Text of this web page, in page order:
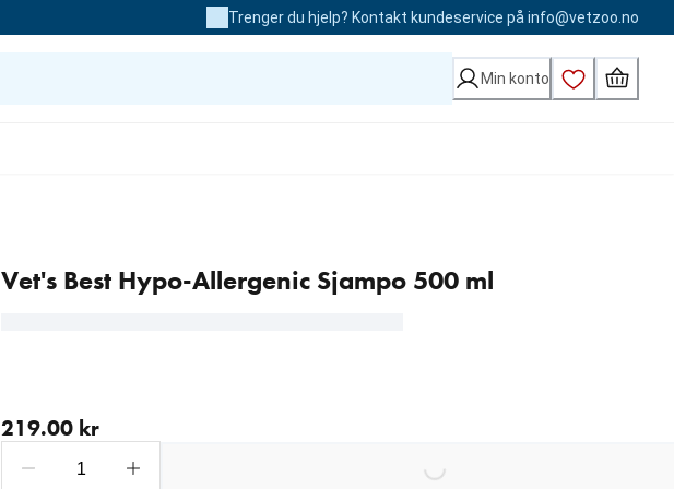
Trenger du hjelp? Kontakt kundeservice på info@vetzoo.no
Min konto
Vet's Best Hypo-Allergenic Sjampo 500 ml
219.00 kr